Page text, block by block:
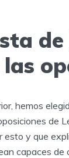
hemos
de
y que
capaces de